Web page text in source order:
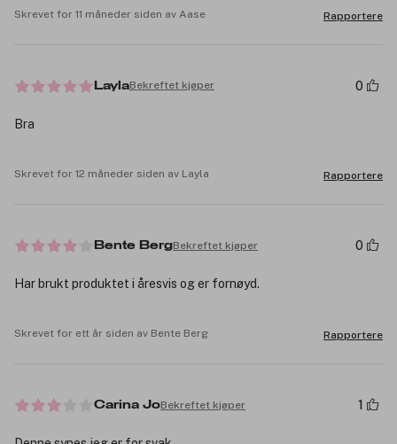
Skrevet for 11 måneder siden av Aase Rapportere
LaylaBekreftet kjøper 0
Bra
Skrevet for 12 måneder siden av Layla Rapportere
Bente BergBekreftet kjøper 0
Har brukt produktet i åresvis og er fornøyd.
Skrevet for ett år siden av Bente Berg Rapportere
Carina JoBekreftet kjøper 1